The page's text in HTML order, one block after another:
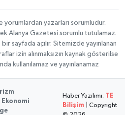
yorumlardan yazarları sorumludur.
Alanya Gazetesi sorumlu tutulamaz.
sayfada açılır. Sitemizde yayınlanan
izin alınmaksızın kaynak gösterilse
kullanılamaz ve yayınlanamaz
Ekonomi
Haber Yazılımı:
TE
Bilişim | Copyright